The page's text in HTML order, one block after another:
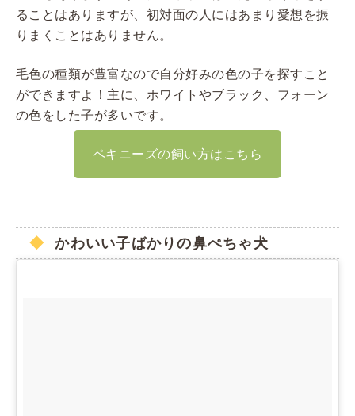
ることはありますが、初対面の人にはあまり愛想を振
りまくことはありません。
毛色の種類が豊富なので自分好みの色の子を探すこと
ができますよ！主に、ホワイトやブラック、フォーン
の色をした子が多いです。
ペキニーズの飼い方はこちら
かわいい子ばかりの鼻ぺちゃ犬